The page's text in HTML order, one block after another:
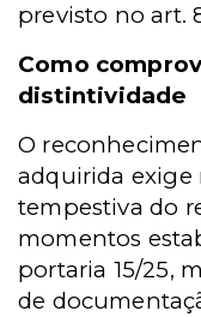
previsto no art.
Como
distintividade
O
adquirida exige
tempestiva do
momentos
portaria 15/25,
de